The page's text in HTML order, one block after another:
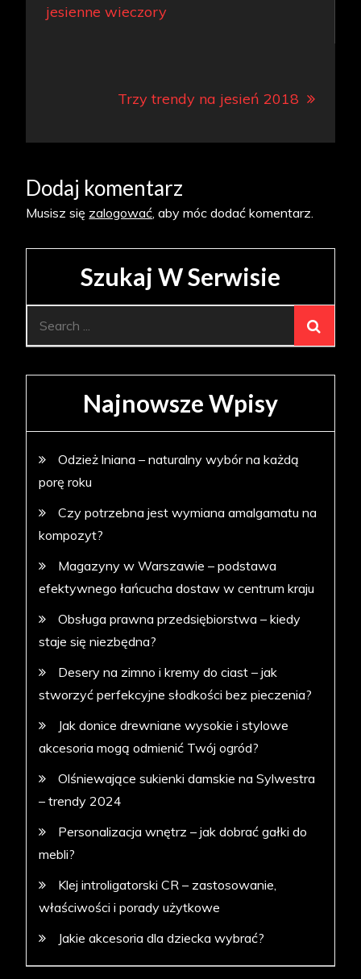
wpisu
jesienne wieczory
Trzy trendy na jesień 2018
Dodaj komentarz
Musisz się zalogować, aby móc dodać komentarz.
Szukaj W Serwisie
Najnowsze Wpisy
Odzież lniana – naturalny wybór na każdą
porę roku
Czy potrzebna jest wymiana amalgamatu na
kompozyt?
Magazyny w Warszawie – podstawa
efektywnego łańcucha dostaw w centrum kraju
Obsługa prawna przedsiębiorstwa – kiedy
staje się niezbędna?
Desery na zimno i kremy do ciast – jak
stworzyć perfekcyjne słodkości bez pieczenia?
Jak donice drewniane wysokie i stylowe
akcesoria mogą odmienić Twój ogród?
Olśniewające sukienki damskie na Sylwestra
– trendy 2024
Personalizacja wnętrz – jak dobrać gałki do
mebli?
Klej introligatorski CR – zastosowanie,
właściwości i porady użytkowe
Jakie akcesoria dla dziecka wybrać?